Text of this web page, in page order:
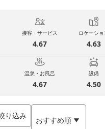
接客・サービス
4.67
ロケーショ
4.63
温泉・お風呂
4.67
設備
4.50
り込み おすすめ順